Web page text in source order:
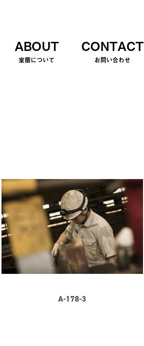
ABOUT
室蘭について
CONTACT
お問い合わせ
A-178-3